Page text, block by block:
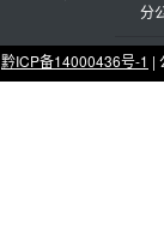
分
黔ICP备14000436号-1 |